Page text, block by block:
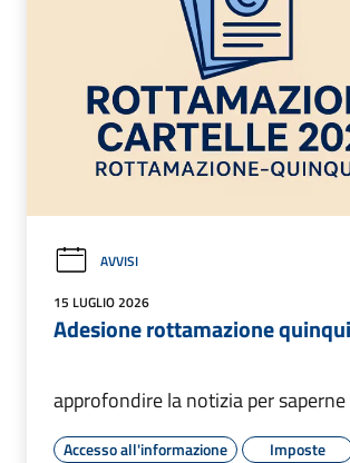
AVVISI
15 LUGLIO 2026
Adesione rottamazione
approfondire la notizia per
Accesso all'informazione
Imposte